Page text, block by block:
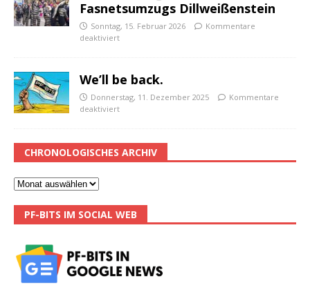
Fasnetsumzugs Dillweißenstein
Sonntag, 15. Februar 2026
Kommentare
deaktiviert
We’ll be back.
Donnerstag, 11. Dezember 2025
Kommentare
deaktiviert
CHRONOLOGISCHES ARCHIV
PF-BITS IM SOCIAL WEB